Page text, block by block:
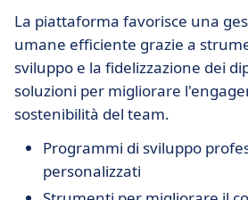
La piattaforma favorisce una
umane efficiente grazie a
sviluppo e la fidelizzazione dei
soluzioni per migliorare
sostenibilità del team.
Programmi di sviluppo
personalizzati